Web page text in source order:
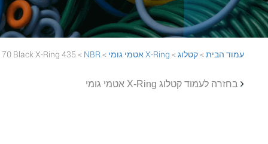
עמוד הבית >קטלוג > X-Ring אטמי גומי >
NBR
> 435 NBR 70 Black X-Ring
בחזרה לעמוד קטלוג X-Ring אטמי גומי